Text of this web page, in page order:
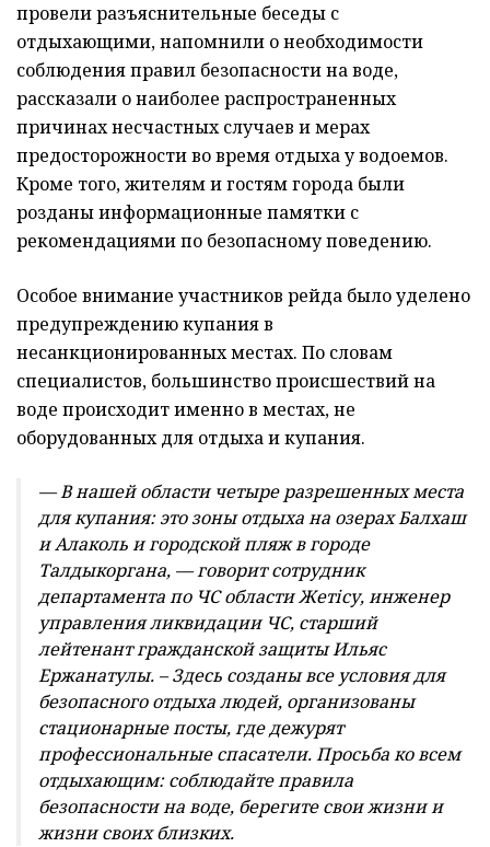
провели разъяснительные беседы с
отдыхающими, напомнили о необходимости
соблюдения правил безопасности на воде,
рассказали о наиболее распространенных
причинах несчастных случаев и мерах
предосторожности во время отдыха у водоемов.
Кроме того, жителям и гостям города были
розданы информационные памятки с
рекомендациями по безопасному поведению.
Особое внимание участников рейда было уделено
предупреждению купания в
несанкционированных местах. По словам
специалистов, большинство происшествий на
воде происходит именно в местах, не
оборудованных для отдыха и купания.
— В нашей области четыре разрешенных места
для купания: это зоны отдыха на озерах Балхаш
и Алаколь и городской пляж в городе
Талдыкоргана, — говорит сотрудник
департамента по ЧС области Жетісу, инженер
управления ликвидации ЧС, старший
лейтенант гражданской защиты Ильяс
Ержанатулы. – Здесь созданы все условия для
безопасного отдыха людей, организованы
стационарные посты, где дежурят
профессиональные спасатели. Просьба ко всем
отдыхающим: соблюдайте правила
безопасности на воде, берегите свои жизни и
жизни своих близких.